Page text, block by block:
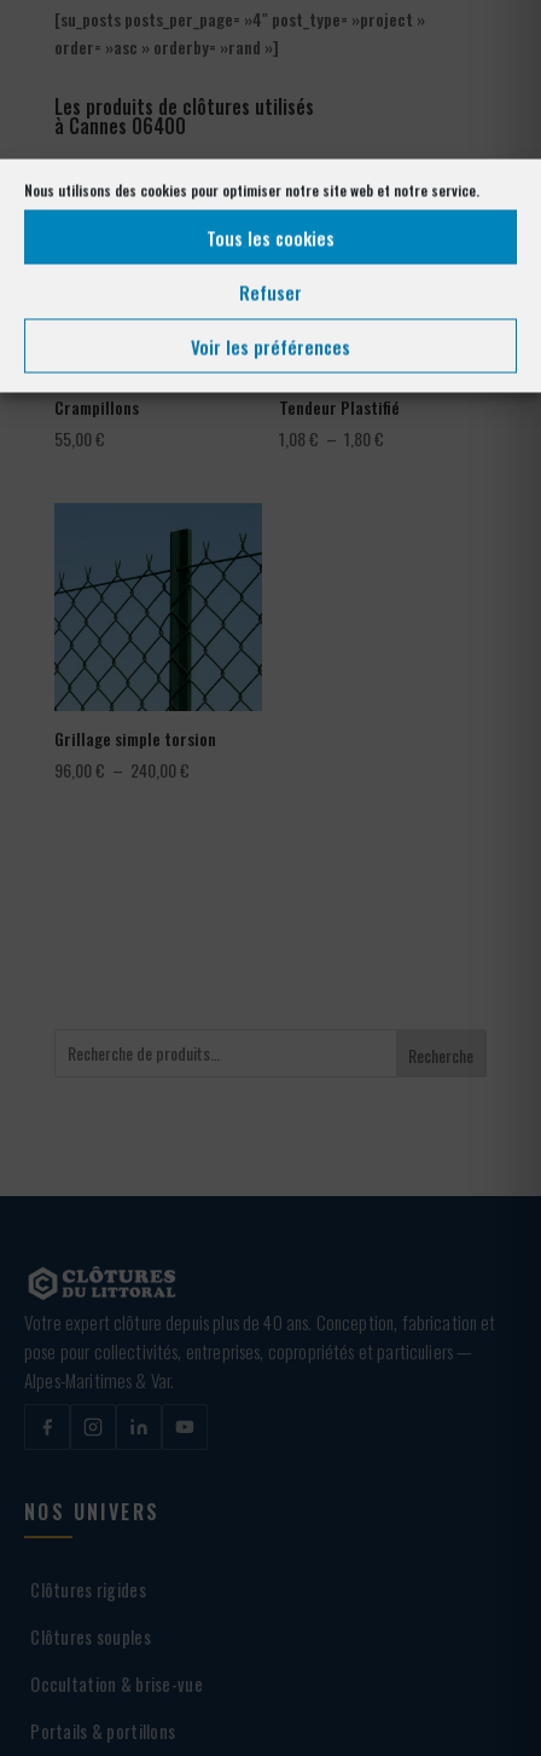
Nous utilisons des cookies pour optimiser notre site web et notre service.
Tous les cookies
Refuser
Voir les préférences
[su_posts posts_per_page= »4″ post_type= »project »
order= »asc » orderby= »rand »]
Les produits de clôtures utilisés
à Cannes 06400
Crampillons
55,00€
Tendeur Plastifié
1,08€ – 1,80€
Grillage simple torsion
96,00€ – 240,00€Plage
Recherche
Votre expert clôture depuis plus de 40 ans. Conception, fabrication et
pose pour collectivités, entreprises, copropriétés et particuliers —
Alpes-Maritimes & Var.
NOS UNIVERS
Clôtures rigides
Clôtures souples
Occultation & brise-vue
Portails & portillons